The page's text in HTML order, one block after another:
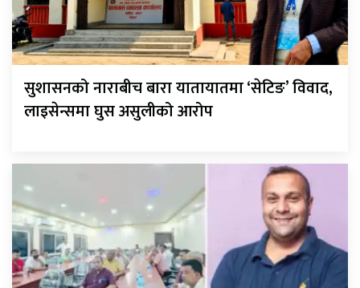
सुशासनको नाराबीच बारा यातायातमा ‘सेटिङ’ विवाद,
लाइसेन्समा घुस असुलीको आरोप